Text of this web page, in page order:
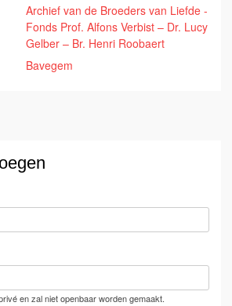
Archief van de Broeders van Liefde -
Fonds Prof. Alfons Verbist – Dr. Lucy
Gelber – Br. Henri Roobaert
Bavegem
en zal niet openbaar worden gemaakt.